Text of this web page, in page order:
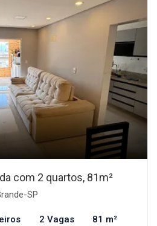
com 2 quartos, 81m²
SP
2 Vagas 81 m²